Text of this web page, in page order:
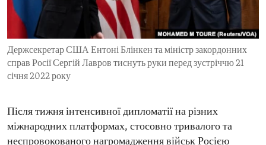
ENVIRONMENT AND HEALTH
IDEALS AND INSTITUTIONS
Держсекретар США Ентоні Блінкен та міністр закордонних
справ Росії Сергій Лавров тиснуть руки перед зустріччю 21
січня 2022 року
Після тижня інтенсивної дипломатії на різних
міжнародних платформах, стосовно тривалого та
неспровокованого нагромадження військ Росією